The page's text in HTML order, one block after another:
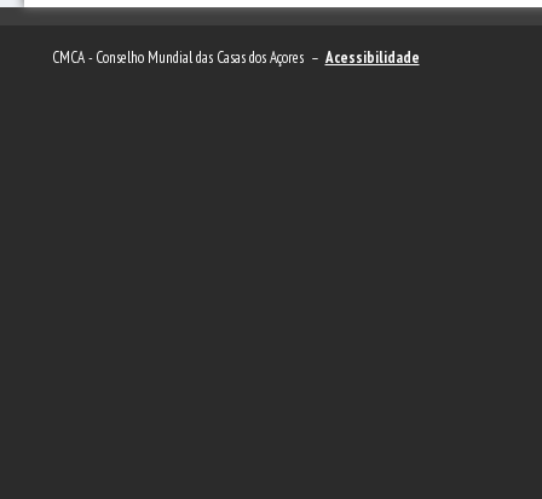
CMCA - Conselho Mundial das Casas dos Açores – Acessibilidade